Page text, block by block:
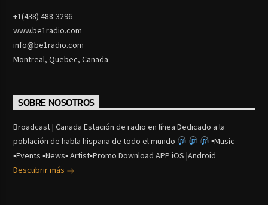
+1(438) 488-3296
www.be1radio.com
info@be1radio.com
Montreal, Quebec, Canada
SOBRE NOSOTROS
Broadcast | Canada Estación de radio en línea Dedicado a la
población de habla hispana de todo el mundo
▪Music
▪Events ▪News▪ Artist▪Promo Download APP iOS |Android
Descubrir más